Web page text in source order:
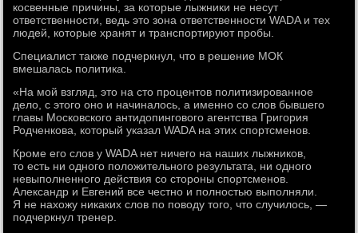
косвенные причины, за которые лыжники не несут
ответственности, ведь это зона ответственности WADA и тех
людей, которые хранят и транспортируют пробы.
Специалист также подчеркнул, что в решение МОК
вмешалась политика.
«На мой взгляд, это на сто процентов политизированное
дело, с этого оно и начиналось, а именно со слов бывшего
главы Московского антидопингового агентства Григория
Родченкова, который указал WADA на этих спортсменов.
Кроме его слов у WADA нет ничего на наших лыжников,
то есть ни одного положительного результата, ни одного
невыполненного действия со стороны спортсменов.
Александр и Евгений все честно и полностью выполняли.
Я не нахожу никаких слов по поводу того, что случилось, —
подчеркнул тренер.